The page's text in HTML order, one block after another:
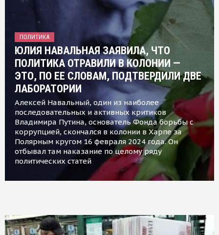
ПОЛИТИКА
ЮЛИЯ НАВАЛЬНАЯ ЗАЯВИЛА, ЧТО
ПОЛИТИКА ОТРАВИЛИ В КОЛОНИИ —
ЭТО, ПО ЕЕ СЛОВАМ, ПОДТВЕРДИЛИ ДВЕ
ЛАБОРАТОРИИ
Алексей Навальный, один из наиболее
последовательных и активных критиков
Владимира Путина, основатель Фонда борьбы с
коррупцией, скончался в колонии в Харпе за
Полярным кругом 16 февраля 2024 года. Он
отбывал там наказание по целому ряду
политических статей